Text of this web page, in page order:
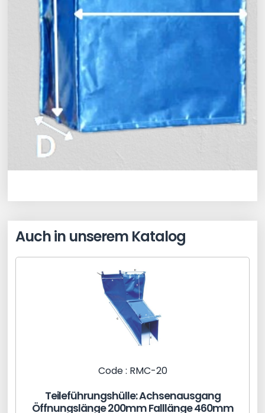
Auch in unserem Katalog
Code : RMC-20
Teileführungshülle: Achsenausgang
Öffnungslänge 200mm Falllänge 460mm